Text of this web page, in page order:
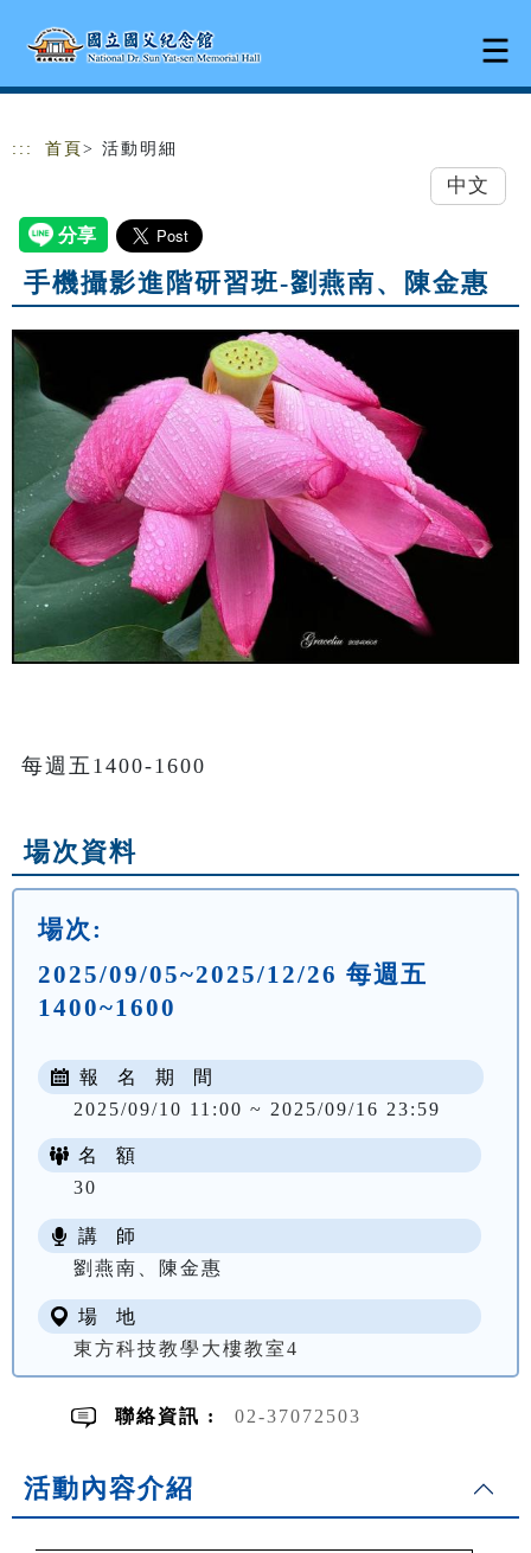
::: 首頁 > 活動明細
中文
手機攝影進階研習班-劉燕南、陳金惠
每週五1400-1600
場次資料
場次:
2025/09/05~2025/12/26 每週五
1400~1600
報 名 期 間
2025/09/10 11:00 ~ 2025/09/16 23:59
名 額
30
講 師
劉燕南、陳金惠
場 地
東方科技教學大樓教室4
聯絡資訊 : 02-37072503
活動內容介紹